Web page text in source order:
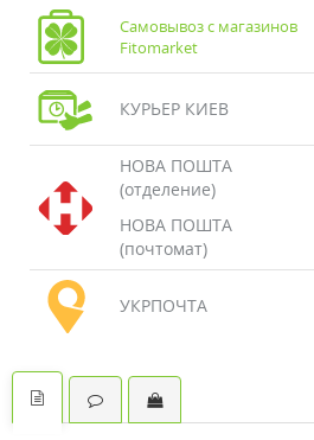
Самовывоз с магазинов
Fitomarket
КУРЬЕР КИЕВ
НОВА ПОШТА
(отделение)
НОВА ПОШТА
(почтомат)
УКРПОЧТА